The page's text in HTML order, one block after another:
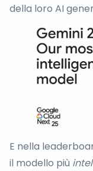
della loro AI
E nella
il modello più